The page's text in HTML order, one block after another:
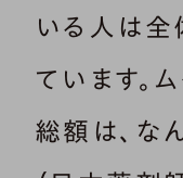
いる人は全
ています。
総額は、な